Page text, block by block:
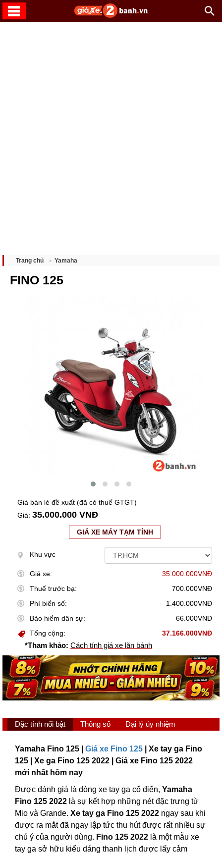
Trang chủ Yamaha
FINO 125
Giá bán lẻ đề xuất (đã có thuế GTGT)
Giá: 35.000.000 VNĐ
GIÁ XE MÁY TẠM TÍNH
Khu vực
Giá xe:
35.000.000VNĐ
Thuế trước bạ:
700.000VNĐ
Phí biển số:
1.400.000VNĐ
Bảo hiểm dân sự:
66.000VNĐ
Tổng cộng:
37.166.000VNĐ
*Tham khảo: Cách tính giá xe lăn bánh
Đặc tính nổi bật Thông số Đại lý ủy nhiệm
Yamaha Fino 125 | Giá xe Fino 125 | Xe tay ga Fino
125 | Xe ga Fino 125 2022 | Giá xe Fino 125 2022
mới nhất hôm nay
Được đánh giá là dòng xe tay ga cổ điển, Yamaha
Fino 125 2022 là sự kết hợp những nét đặc trưng từ
Mio và Grande. Xe tay ga Fino 125 2022 ngay sau khi
được ra mắt đã ngay lập tức thu hút được rất nhiều sự
chú ý của người dùng. Fino 125 2022 là một mẫu xe
tay ga sở hữu kiểu dáng thanh lịch được lấy cảm